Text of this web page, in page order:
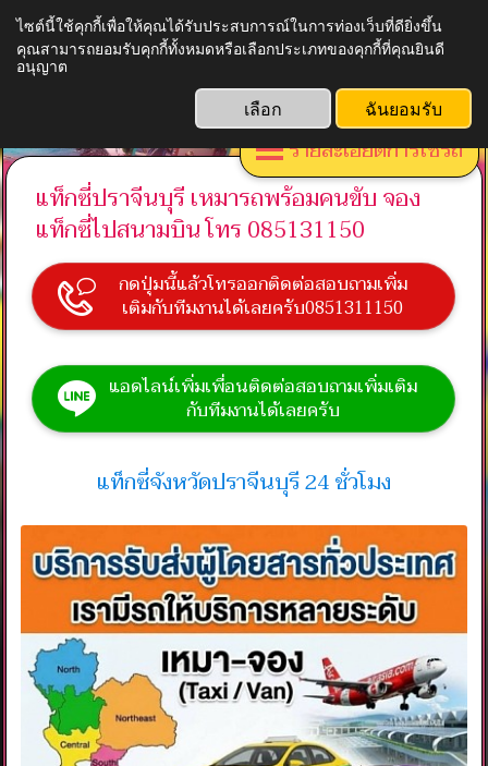
เอ-แท็กซี่เซอร์วิส.com บริการเหมารถพร้อมคนขับ ไปต่าง
จังหวัด
รายละเอียดการใช้รถ
แท็กซี่ปราจีนบุรี เหมารถพร้อมคนขับ จอง
แท็กซี่ไปสนามบิน โทร 085131150
กดปุ่มนี้แล้วโทรออกติดต่อสอบถามเพิ่ม
เติมกับทีมงานได้เลยครับ0851311150
แอดไลน์เพิ่มเพื่อนติดต่อสอบถามเพิ่มเติม
กับทีมงานได้เลยครับ
แท็กซี่จังหวัดปราจีนบุรี 24 ชั่วโมง
ไซต์นี้ใช้คุกกี้เพื่อให้คุณได้รับประสบการณ์ในการท่องเว็บที่ดียิ่งขึ้น
คุณสามารถยอมรับคุกกี้ทั้งหมดหรือเลือกประเภทของคุกกี้ที่คุณยินดี
อนุญาต
เลือก ฉันยอมรับ